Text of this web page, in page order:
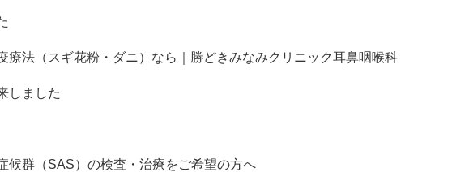
療法（スギ花粉・ダニ）なら｜勝どきみなみクリニック耳鼻咽喉科
しました
候群（SAS）の検査・治療をご希望の方へ